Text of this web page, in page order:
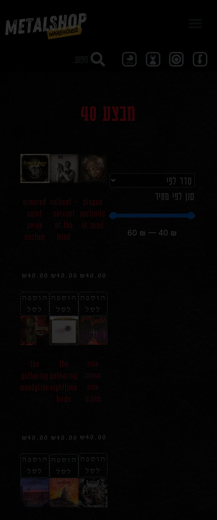
מבצע 40
סנן לפי מחיר
₪
40
—
₪
60
plague
portraits
of mind
₪ 40.00
הוספה
לסל
volbeat –
servant
of the
mind
₪ 40.00
הוספה
לסל
armored
saint
carpe
noctum
₪ 40.00
הוספה
לסל
iron
cross
iron
cross
₪ 40.00
הוספה
לסל
the
gathering
nighttime
birds
₪ 40.00
הוספה
לסל
the
gathering
mandylion
₪ 40.00
הוספה
לסל